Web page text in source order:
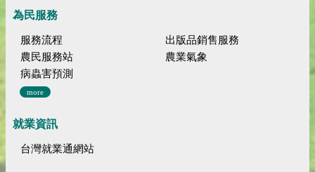
為民服務
服務流程
出版品銷售服務
農民服務站
農業氣象
病蟲害預測
more
就業資訊
台灣就業通網站